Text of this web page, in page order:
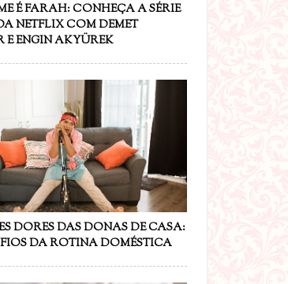
É FARAH: CONHEÇA A SÉRIE
NETFLIX COM DEMET
E ENGIN AKYÜREK
DORES DAS DONAS DE CASA:
DA ROTINA DOMÉSTICA